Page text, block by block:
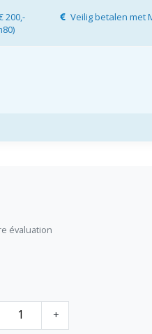
200,-
Veilig betalen met
évaluation
+